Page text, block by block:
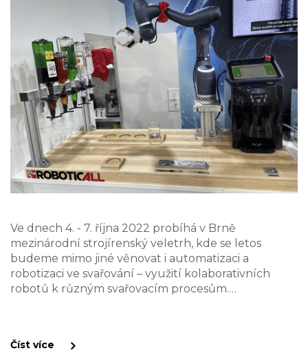
Ve dnech 4. - 7. října 2022 probíhá v Brně
mezinárodní strojírenský veletrh, kde se letos
budeme mimo jiné věnovat i automatizaci a
robotizaci ve svařování – využití kolaborativních
robotů k různým svařovacím procesům.…
Číst více